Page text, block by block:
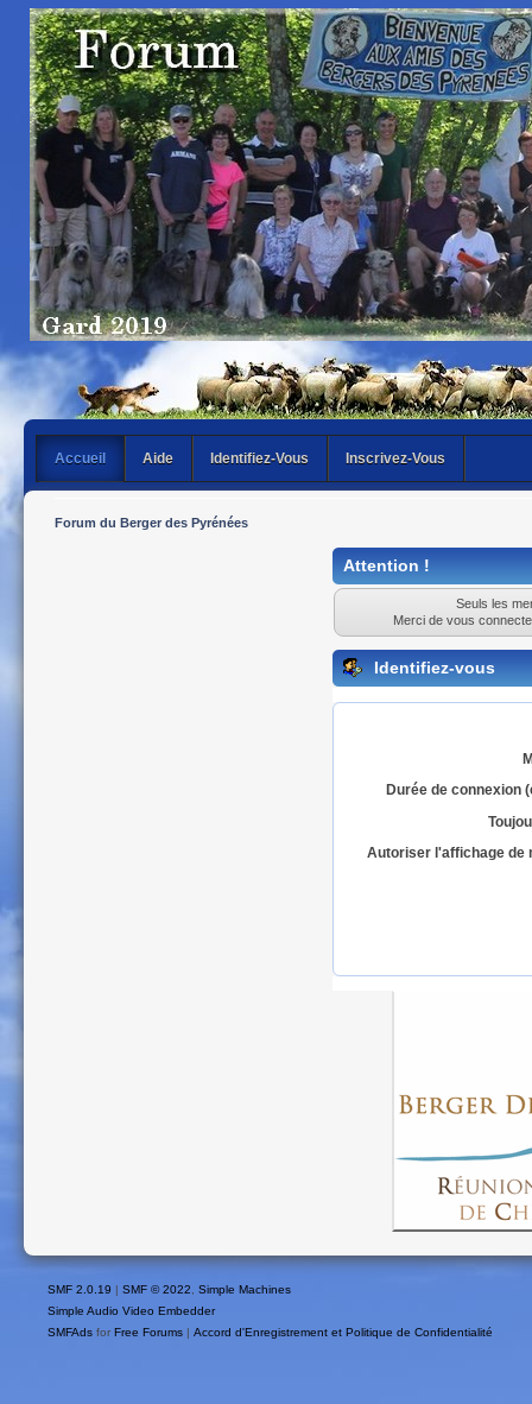
Accueil Aide Identifiez-Vous Inscrivez-Vous
Forum du Berger des Pyrénées
Attention !
Seuls les
Merci de vous
Identifiez-vous
Durée de connexion
Autoriser l'affichage de
SMF 2.0.19 | SMF © 2022, Simple Machines
Simple Audio Video Embedder
SMFAds for Free Forums | Accord d'Enregistrement et Politique de Confidentialité